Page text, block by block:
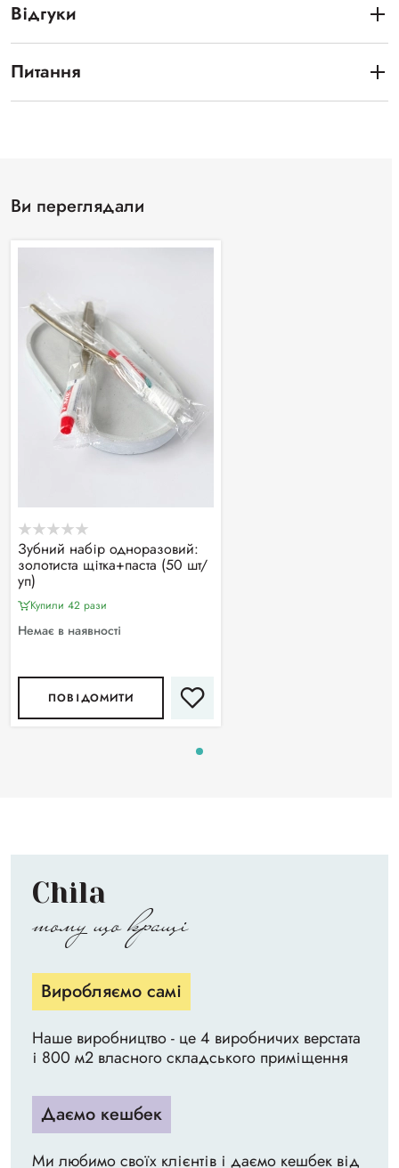
Відгуки
Питання
Ви переглядали
Зубний набір одноразовий:
золотиста щітка+паста (50 шт/
уп)
Купили 42 рази
Немає в наявності
ПОВІДОМИТИ
Chila
тому що кращі
Виробляємо самі
Наше виробництво - це 4 виробничих верстата
і 800 м2 власного складського приміщення
Даємо кешбек
Ми любимо своїх клієнтів і даємо кешбек від